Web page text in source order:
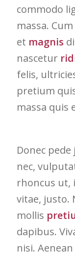
commodo
massa.
et magnis
nascetur
felis,
pretium
massa quis
Donec
nec,
rhoncus ut,
vitae, justo.
mollis
dapibus.
nisi.